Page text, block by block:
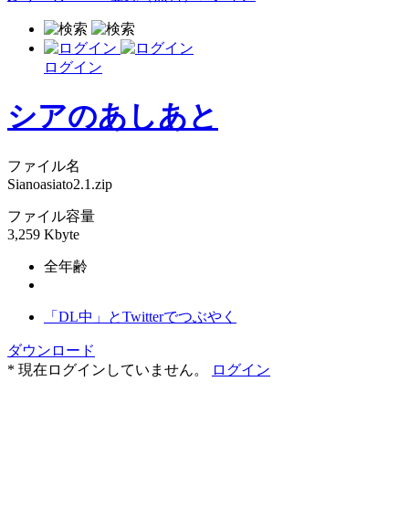
ログイン
シアのあしあと
ファイル名
Sianoasiato2.1.zip
ファイル容量
3,259 Kbyte
全年齢
「DL中」とTwitterでつぶやく
ダウンロード
* 現在ログインしていません。
ログイン